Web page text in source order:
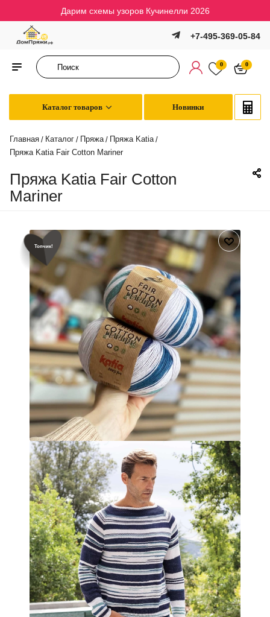
Дарим схемы узоров Кучинелли 2026
+7-495-369-05-84
0 0
Каталог товаров Новинки
Главная / Каталог / Пряжа / Пряжа Katia /
Пряжа Katia Fair Cotton Mariner
Пряжа Katia Fair Cotton
Mariner
Топчик!